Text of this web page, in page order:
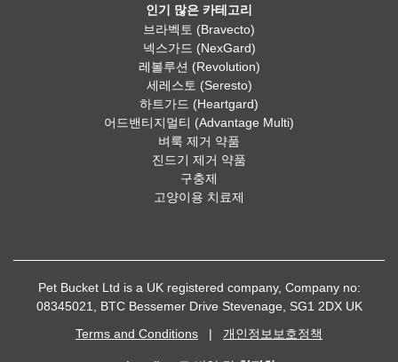
인기 많은 카테고리
브라벡토 (Bravecto)
넥스가드 (NexGard)
레볼루션 (Revolution)
세레스토 (Seresto)
하트가드 (Heartgard)
어드밴티지멀티 (Advantage Multi)
벼룩 제거 약품
진드기 제거 약품
구충제
고양이용 치료제
Pet Bucket Ltd is a UK registered company, Company no:
08345021, BTC Bessemer Drive Stevenage, SG1 2DX UK
Terms and Conditions | 개인정보보호정책